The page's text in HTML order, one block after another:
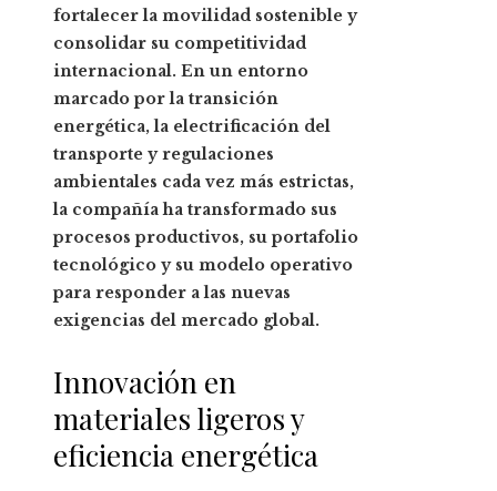
fortalecer la movilidad sostenible y
consolidar su competitividad
internacional. En un entorno
marcado por la transición
energética, la electrificación del
transporte y regulaciones
ambientales cada vez más estrictas,
la compañía ha transformado sus
procesos productivos, su portafolio
tecnológico y su modelo operativo
para responder a las nuevas
exigencias del mercado global.
Innovación en
materiales ligeros y
eficiencia energética